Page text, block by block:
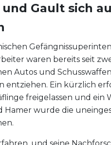
Gault sich
waren bereits seit
Autos und
entziehen. Ein kürzlich
freigelassen und ein
wurde die